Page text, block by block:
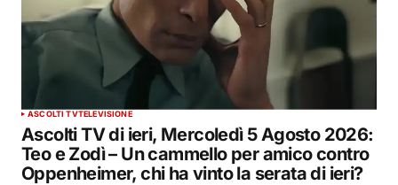
ASCOLTI TVTELEVISIONE
Ascolti TV di ieri, Mercoledì 5 Agosto 2026:
Teo e Zodì – Un cammello per amico contro
Oppenheimer, chi ha vinto la serata di ieri?